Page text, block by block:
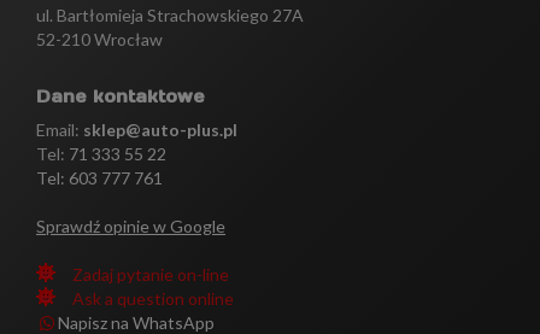
ul. Bartłomieja Strachowskiego 27A
52-210 Wrocław
Dane kontaktowe
Email: sklep@auto-plus.pl
Tel: 71 333 55 22
Tel: 603 777 761
Sprawdź opinie w Google
Zadaj pytanie on-line
Ask a question online
Napisz na WhatsApp